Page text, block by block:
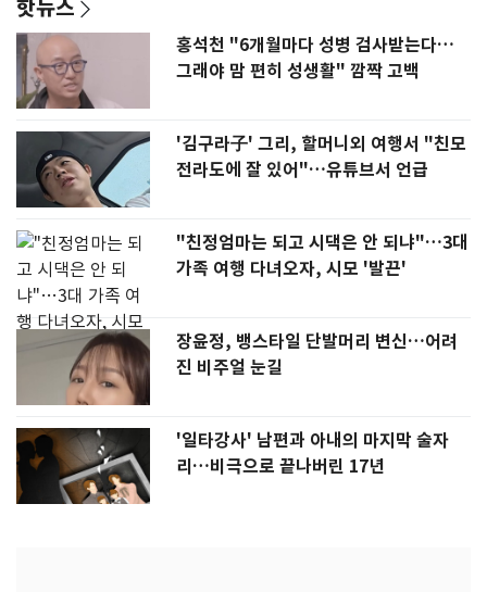
핫뉴스
홍석천 "6개월마다 성병 검사받는다…
그래야 맘 편히 성생활" 깜짝 고백
'김구라子' 그리, 할머니외 여행서 "친모
전라도에 잘 있어"…유튜브서 언급
"친정엄마는 되고 시댁은 안 되냐"…3대
가족 여행 다녀오자, 시모 '발끈'
장윤정, 뱅스타일 단발머리 변신…어려
진 비주얼 눈길
'일타강사' 남편과 아내의 마지막 술자
리…비극으로 끝나버린 17년